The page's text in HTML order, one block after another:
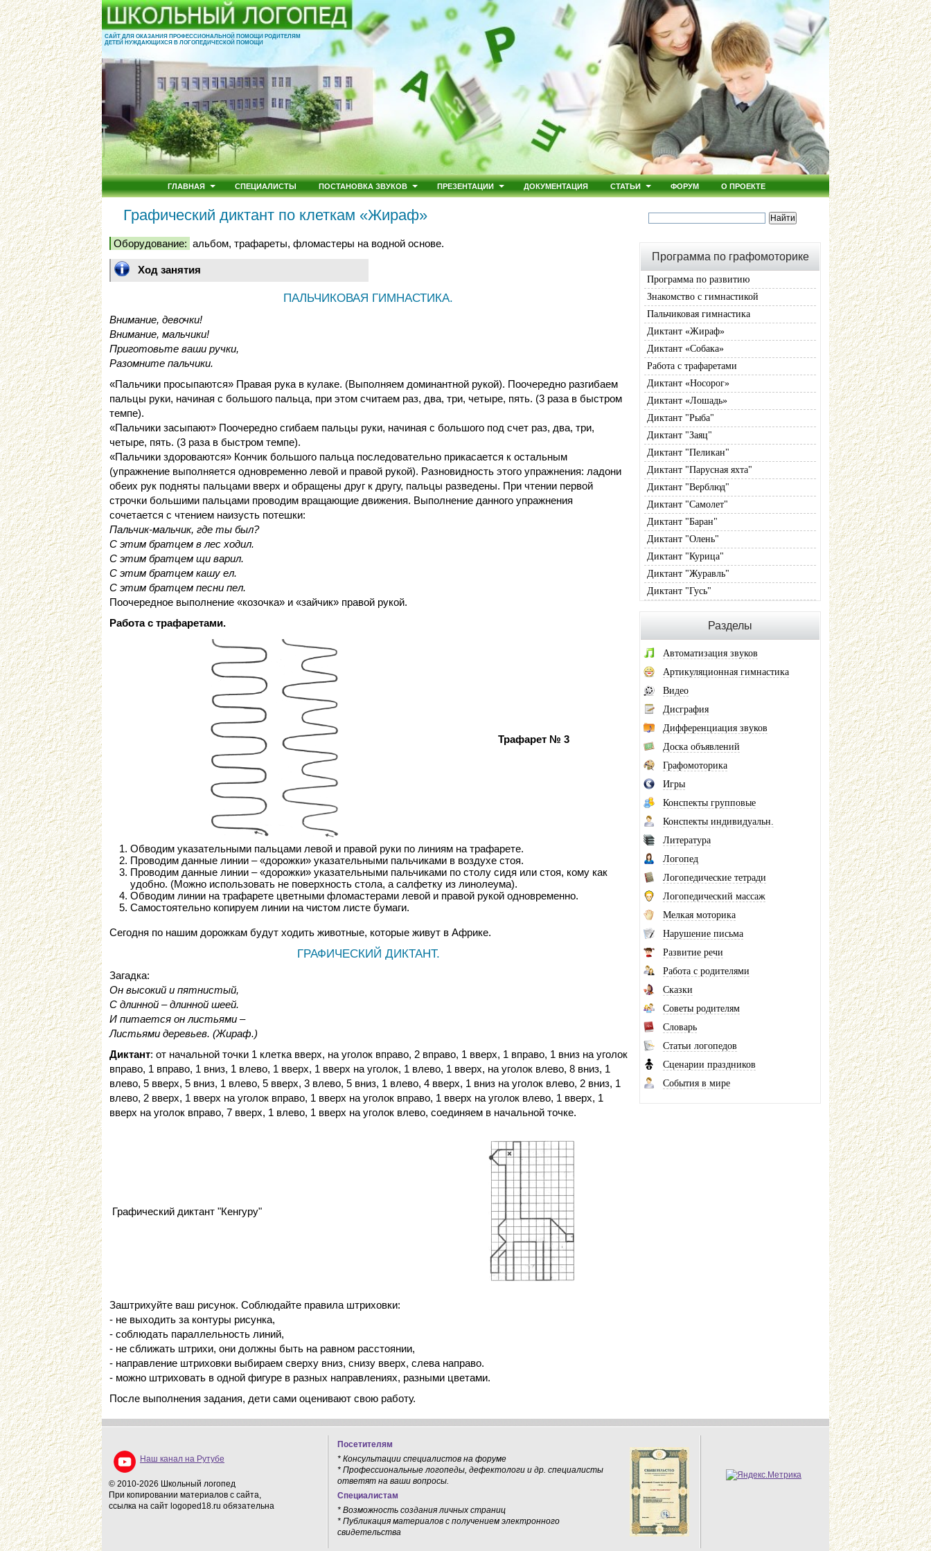
САЙТ ДЛЯ ОКАЗАНИЯ ПРОФЕССИОНАЛЬНОЙ ПОМОЩИ РОДИТЕЛЯМ
ДЕТЕЙ НУЖДАЮЩИХСЯ В ЛОГОПЕДИЧЕСКОЙ ПОМОЩИ
ГЛАВНАЯ СПЕЦИАЛИСТЫ ПОСТАНОВКА ЗВУКОВ ПРЕЗЕНТАЦИИ ДОКУМЕНТАЦИЯ СТАТЬИ ФОРУМ О ПРОЕКТЕ
Графический диктант по клеткам «Жираф»
Оборудование: альбом, трафареты, фломастеры на водной основе.
Ход занятия
ПАЛЬЧИКОВАЯ ГИМНАСТИКА.
Внимание, девочки!
Внимание, мальчики!
Приготовьте ваши ручки,
Разомните пальчики.
«Пальчики просыпаются» Правая рука в кулаке. (Выполняем доминантной рукой). Поочередно разгибаем
пальцы руки, начиная с большого пальца, при этом считаем раз, два, три, четыре, пять. (3 раза в быстром
темпе).
«Пальчики засыпают» Поочередно сгибаем пальцы руки, начиная с большого под счет раз, два, три,
четыре, пять. (3 раза в быстром темпе).
«Пальчики здороваются» Кончик большого пальца последовательно прикасается к остальным
(упражнение выполняется одновременно левой и правой рукой). Разновидность этого упражнения: ладони
обеих рук подняты пальцами вверх и обращены друг к другу, пальцы разведены. При чтении первой
строчки большими пальцами проводим вращающие движения. Выполнение данного упражнения
сочетается с чтением наизусть потешки:
Пальчик-мальчик, где ты был?
С этим братцем в лес ходил.
С этим братцем щи варил.
С этим братцем кашу ел.
С этим братцем песни пел.
Поочередное выполнение «козочка» и «зайчик» правой рукой.
Работа с трафаретами.
Трафарет № 3
Обводим указательными пальцами левой и правой руки по линиям на трафарете.
Проводим данные линии – «дорожки» указательными пальчиками в воздухе стоя.
Проводим данные линии – «дорожки» указательными пальчиками по столу сидя или стоя, кому как
удобно. (Можно использовать не поверхность стола, а салфетку из линолеума).
Обводим линии на трафарете цветными фломастерами левой и правой рукой одновременно.
Самостоятельно копируем линии на чистом листе бумаги.
Сегодня по нашим дорожкам будут ходить животные, которые живут в Африке.
ГРАФИЧЕСКИЙ ДИКТАНТ.
Загадка:
Он высокий и пятнистый,
С длинной – длинной шеей.
И питается он листьями –
Листьями деревьев. (Жираф.)
Диктант: от начальной точки 1 клетка вверх, на уголок вправо, 2 вправо, 1 вверх, 1 вправо, 1 вниз на уголок
вправо, 1 вправо, 1 вниз, 1 влево, 1 вверх, 1 вверх на уголок, 1 влево, 1 вверх, на уголок влево, 8 вниз, 1
влево, 5 вверх, 5 вниз, 1 влево, 5 вверх, 3 влево, 5 вниз, 1 влево, 4 вверх, 1 вниз на уголок влево, 2 вниз, 1
влево, 2 вверх, 1 вверх на уголок вправо, 1 вверх на уголок вправо, 1 вверх на уголок влево, 1 вверх, 1
вверх на уголок вправо, 7 вверх, 1 влево, 1 вверх на уголок влево, соединяем в начальной точке.
Графический диктант "Кенгуру"
Заштрихуйте ваш рисунок. Соблюдайте правила штриховки:
- не выходить за контуры рисунка,
- соблюдать параллельность линий,
- не сближать штрихи, они должны быть на равном расстоянии,
- направление штриховки выбираем сверху вниз, снизу вверх, слева направо.
- можно штриховать в одной фигуре в разных направлениях, разными цветами.
После выполнения задания, дети сами оценивают свою работу.
Программа по графомоторике
Программа по развитию
Знакомство с гимнастикой
Пальчиковая гимнастика
Диктант «Жираф»
Диктант «Собака»
Работа с трафаретами
Диктант «Носорог»
Диктант «Лошадь»
Диктант "Рыба"
Диктант "Заяц"
Диктант "Пеликан"
Диктант "Парусная яхта"
Диктант "Верблюд"
Диктант "Самолет"
Диктант "Баран"
Диктант "Олень"
Диктант "Курица"
Диктант "Журавль"
Диктант "Гусь"
Разделы
Автоматизация звуков
Артикуляционная гимнастика
Видео
Дисграфия
Дифференциация звуков
Доска объявлений
Графомоторика
Игры
Конспекты групповые
Конспекты индивидуальн.
Литература
Логопед
Логопедические тетради
Логопедический массаж
Мелкая моторика
Нарушение письма
Развитие речи
Работа с родителями
Сказки
Советы родителям
Словарь
Статьи логопедов
Сценарии праздников
События в мире
Наш канал на Рутубе
© 2010-2026 Школьный логопед
При копировании материалов с сайта,
ссылка на сайт logoped18.ru обязательна
Посетителям
* Консультации специалистов на форуме
* Профессиональные логопеды, дефектологи и др. специалисты
ответят на ваши вопросы.
Специалистам
* Возможность создания личных страниц
* Публикация материалов с получением электронного
свидетельства